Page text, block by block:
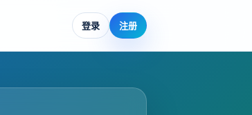
登录 注册